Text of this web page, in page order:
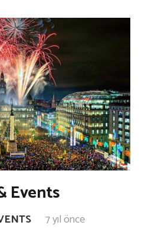
Events
7 yıl önce